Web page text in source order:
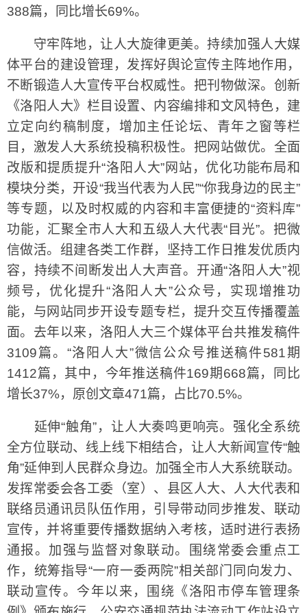
388篇，同比增长69%。
守牢阵地，让人大旋律更美。持续加强人大媒
体平台的建设管理，发挥好舆论宣传主阵地作用，
不断锻造人大宣传平台权威性。把刊物做深。创新
《洛阳人大》栏目设置、内容编排和文风特色，建
立定向约稿制度，增加主任论坛、青年之窗等栏
目，激发人大系统投稿积极性。把网站做优。全面
改版和提质提升“洛阳人大”网站，优化功能布局和
模块分类，开设“我当代表为人民”“你我身边的民主”
等专题，以及时权威的内容和丰富便捷的“资料库”
功能，汇聚全市人大和五级人大代表“目光”。把微
信做活。组建各类工作群，坚持工作日推发优质内
容，持续不间断发出人大声音。开通“洛阳人大”视
频号，优化提升“洛阳人大”公众号，实现增推功
能，与网站同步开设专题专栏，提升交互传播覆盖
面。去年以来，洛阳人大三个媒体平台共推发稿件
3109篇。“洛阳人大”微信公众号推送稿件581期
1412篇，其中，今年推送稿件169期668篇，同比
增长37%，原创文章471篇，占比70.5%。
延伸“触角”，让人大奏鸣更响亮。强化全系统
全方位联动、线上线下相结合，让人大新闻宣传“触
角”延伸到人民群众身边。加强全市人大系统联动。
发挥常委会各工委（室）、县区人大、人大代表和
联络员通讯员队伍作用，引导带动同步推发、联动
宣传，并将重要传播数据纳入考核，适时进行表扬
通报。加强与监督对象联动。围绕常委会重点工
作，统筹指导“一府一委两院”相关部门同向发力、
联动宣传。今年以来，围绕《洛阳市停车管理条